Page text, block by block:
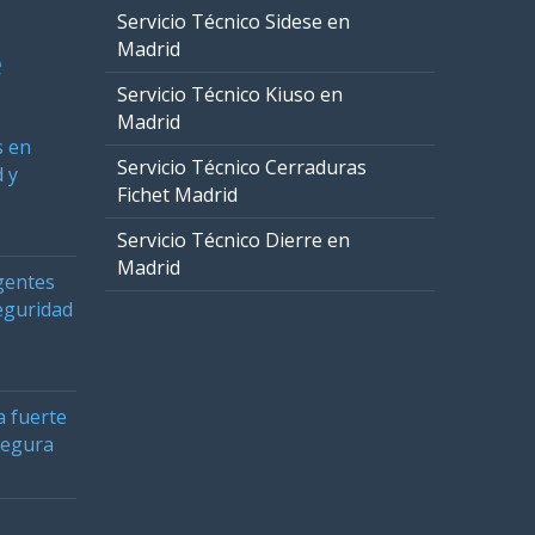
en
y
fuerte
Servicio Técnico Sidese en
Madrid
Servicio Técnico Kiuso en
Madrid
Servicio Técnico Cerraduras
Fichet Madrid
Servicio Técnico Dierre en
Madrid